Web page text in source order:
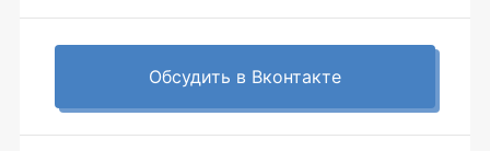
Обсудить в Вконтакте